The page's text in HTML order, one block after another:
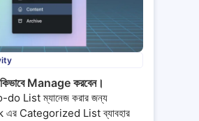
Manage করবেন।
do List ম্যানেজ করার জন্য
Categorized List ব্যাবহার